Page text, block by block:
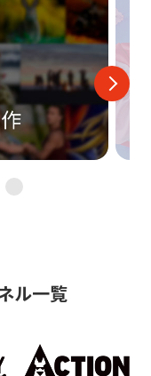
ル一覧